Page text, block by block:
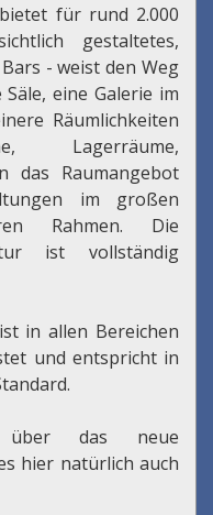
für rund 2.000
gestaltetes,
- weist den Weg
eine Galerie im
Räumlichkeiten
Lagerräume,
das Raumangebot
im großen
Rahmen. Die
ist vollständig
in allen Bereichen
und entspricht in
über das neue
hier natürlich auch